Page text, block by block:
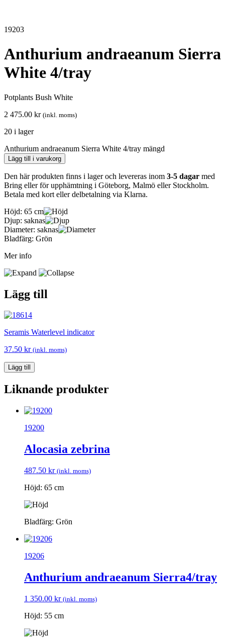
19203
Anthurium andraeanum Sierra
White 4/tray
Potplants Bush White
2 475.00 kr (inkl. moms)
20 i lager
Anthurium andraeanum Sierra White 4/tray mängd
Lägg till i varukorg
Den här produkten finns i lager och levereras inom 3-5 dagar med
Bring eller för upphämtning i Göteborg, Malmö eller Stockholm.
Betala med kort eller delbetalning via Klarna.
Höjd: 65 cm
Djup: saknas
Diameter: saknas
Bladfärg: Grön
Mer info
Lägg till
Seramis Waterlevel indicator
37.50 kr (inkl. moms)
Lägg till
Liknande produkter
19200
Alocasia zebrina
487.50 kr (inkl. moms)
Höjd: 65 cm
Bladfärg: Grön
19206
Anthurium andraeanum Sierra4/tray
1 350.00 kr (inkl. moms)
Höjd: 55 cm